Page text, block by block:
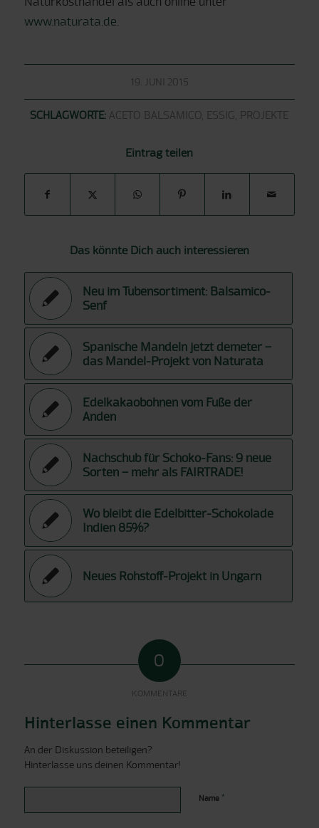
www.naturata.de
19. JUNI 2015
SCHLAGWORTE: ACETO BALSAMICO ESSIG PROJEKTE
Eintrag teilen
Das könnte Dich auch interessieren
Neu im Tubensortiment: Balsamico-
Senf
Spanische Mandeln jetzt demeter –
das Mandel-Projekt von Naturata
Edelkakaobohnen vom Fuße der
Anden
Nachschub für Schoko-Fans: 9 neue
Sorten – mehr als FAIRTRADE!
Wo bleibt die Edelbitter-Schokolade
Indien 85%?
Neues Rohstoff-Projekt in Ungarn
0
KOMMENTARE
Hinterlasse einen Kommentar
An der Diskussion beteiligen?
Hinterlasse uns deinen Kommentar!
Name *